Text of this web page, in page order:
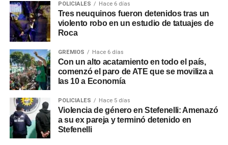
POLICIALES Hace 6 días
Tres neuquinos fueron detenidos tras un
violento robo en un estudio de tatuajes de
Roca
GREMIOS Hace 6 días
Con un alto acatamiento en todo el país,
comenzó el paro de ATE que se moviliza a
las 10 a Economía
POLICIALES Hace 5 días
Violencia de género en Stefenelli: Amenazó
a su ex pareja y terminó detenido en
Stefenelli